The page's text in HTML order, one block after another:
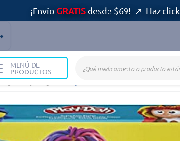
¡Envío GRATISdesde $69! ↗ Haz click
MENÚ DE
PRODUCTOS
Juguetes y Juegos Play